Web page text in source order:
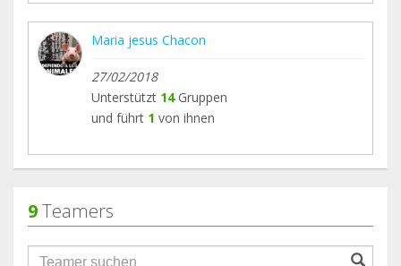
Maria jesus Chacon
27/02/2018
Unterstützt 14Gruppen
und führt 1 von ihnen
9Teamers
groupProfile.searchForm.search.text???